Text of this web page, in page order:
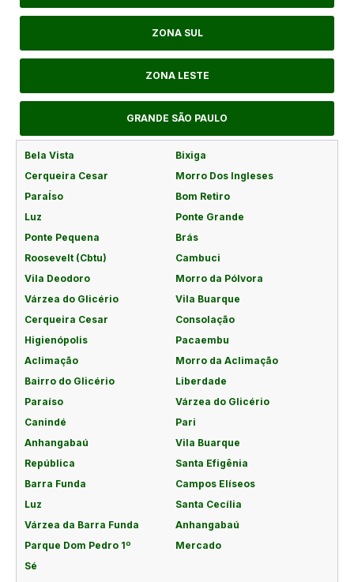
ZONA SUL
ZONA LESTE
GRANDE SÃO PAULO
Bela Vista
Bixiga
Cerqueira Cesar
Morro Dos Ingleses
ParaÍso
Bom Retiro
Luz
Ponte Grande
Ponte Pequena
Brás
Roosevelt (Cbtu)
Cambuci
Vila Deodoro
Morro da Pólvora
Várzea do Glicério
Vila Buarque
Cerqueira Cesar
Consolação
Higienópolis
Pacaembu
Aclimação
Morro da Aclimação
Bairro do Glicério
Liberdade
Paraíso
Várzea do Glicério
Canindé
Pari
Anhangabaú
Vila Buarque
República
Santa Efigênia
Barra Funda
Campos Elíseos
Luz
Santa Cecília
Várzea da Barra Funda
Anhangabaú
Parque Dom Pedro 1º
Mercado
Sé